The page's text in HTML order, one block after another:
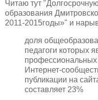
Читаю тут
образования
2011-2015годы»" и
доля
педагоги которых
Интернет-
публикации на
составляет 23%